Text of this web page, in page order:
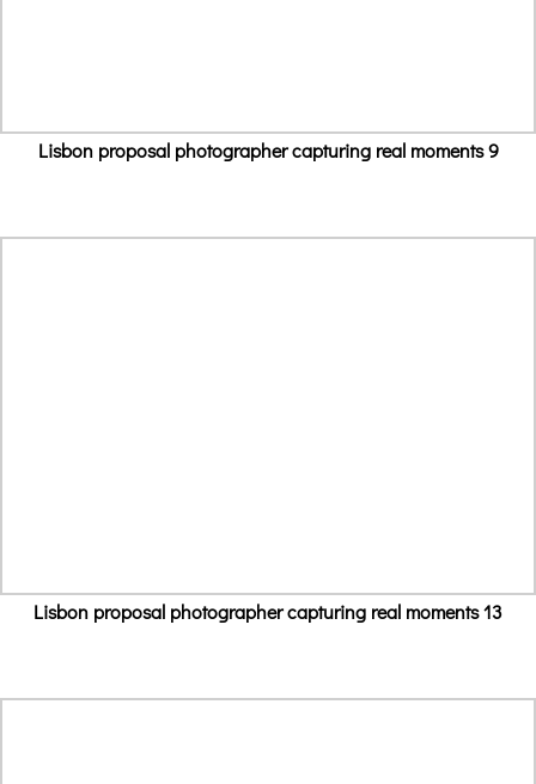
Lisbon proposal photographer capturing real moments 9
Lisbon proposal photographer capturing real moments 13